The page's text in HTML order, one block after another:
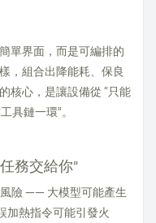
單界面，而是可編排的
，組合出降能耗、保良
核心，是讓設備從 “只能
具鏈一環”。
務交給你”
險 —— 大模型可能產生
加熱指令可能引發火